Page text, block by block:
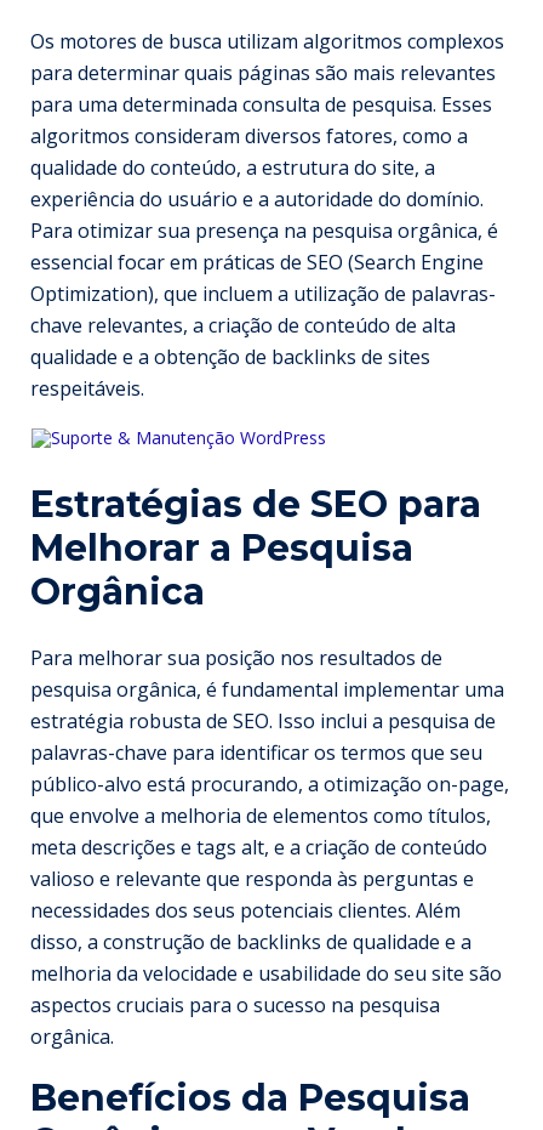
Os motores de busca utilizam algoritmos complexos
para determinar quais páginas são mais relevantes
para uma determinada consulta de pesquisa. Esses
algoritmos consideram diversos fatores, como a
qualidade do conteúdo, a estrutura do site, a
experiência do usuário e a autoridade do domínio.
Para otimizar sua presença na pesquisa orgânica, é
essencial focar em práticas de SEO (Search Engine
Optimization), que incluem a utilização de palavras-
chave relevantes, a criação de conteúdo de alta
qualidade e a obtenção de backlinks de sites
respeitáveis.
Estratégias de SEO para
Melhorar a Pesquisa
Orgânica
Para melhorar sua posição nos resultados de
pesquisa orgânica, é fundamental implementar uma
estratégia robusta de SEO. Isso inclui a pesquisa de
palavras-chave para identificar os termos que seu
público-alvo está procurando, a otimização on-page,
que envolve a melhoria de elementos como títulos,
meta descrições e tags alt, e a criação de conteúdo
valioso e relevante que responda às perguntas e
necessidades dos seus potenciais clientes. Além
disso, a construção de backlinks de qualidade e a
melhoria da velocidade e usabilidade do seu site são
aspectos cruciais para o sucesso na pesquisa
orgânica.
Benefícios da Pesquisa